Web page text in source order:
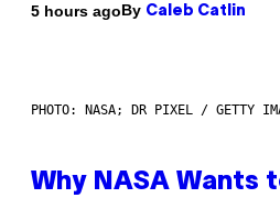
5 hours agoBy Caleb Catlin
PHOTO: NASA; DR PIXEL / GETTY
Why NASA Wants